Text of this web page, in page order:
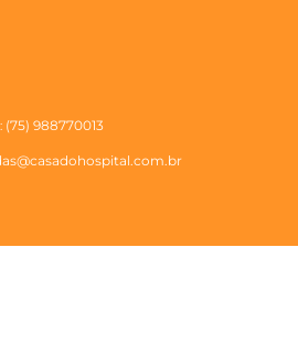
(75) 988770013